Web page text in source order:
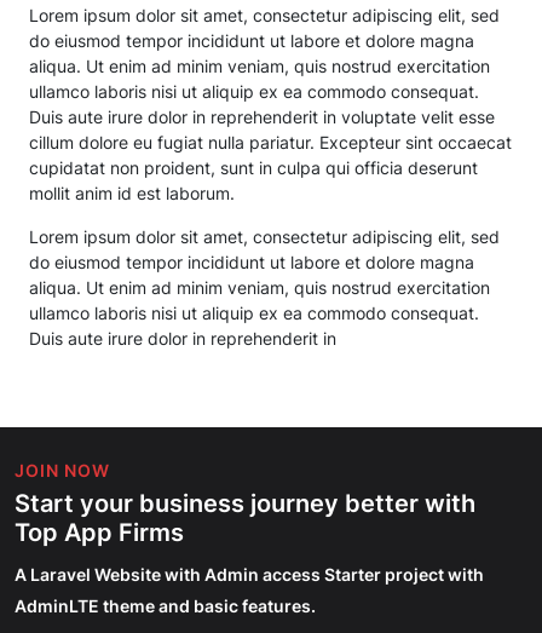
Lorem ipsum dolor sit amet, consectetur adipiscing elit, sed
do eiusmod tempor incididunt ut labore et dolore magna
aliqua. Ut enim ad minim veniam, quis nostrud exercitation
ullamco laboris nisi ut aliquip ex ea commodo consequat.
Duis aute irure dolor in reprehenderit in voluptate velit esse
cillum dolore eu fugiat nulla pariatur. Excepteur sint occaecat
cupidatat non proident, sunt in culpa qui officia deserunt
mollit anim id est laborum.
Lorem ipsum dolor sit amet, consectetur adipiscing elit, sed
do eiusmod tempor incididunt ut labore et dolore magna
aliqua. Ut enim ad minim veniam, quis nostrud exercitation
ullamco laboris nisi ut aliquip ex ea commodo consequat.
Duis aute irure dolor in reprehenderit in
JOIN NOW
Start your business journey better with
Top App Firms
A Laravel Website with Admin access Starter project with
AdminLTE theme and basic features.